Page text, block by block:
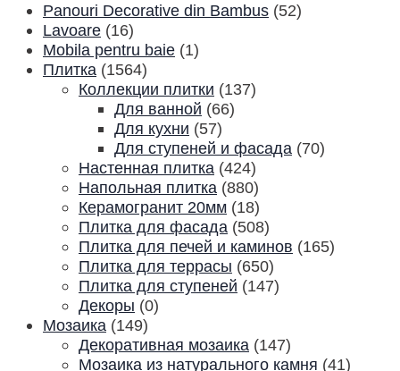
Panouri Decorative din Bambus (52)
Lavoare (16)
Mobila pentru baie (1)
Плитка (1564)
Коллекции плитки (137)
Для ванной (66)
Для кухни (57)
Для ступеней и фасада (70)
Настенная плитка (424)
Напольная плитка (880)
Керамогранит 20мм (18)
Плитка для фасада (508)
Плитка для печей и каминов (165)
Плитка для террасы (650)
Плитка для ступеней (147)
Декоры (0)
Мозаика (149)
Декоративная мозаика (147)
Мозаика из натурального камня (41)